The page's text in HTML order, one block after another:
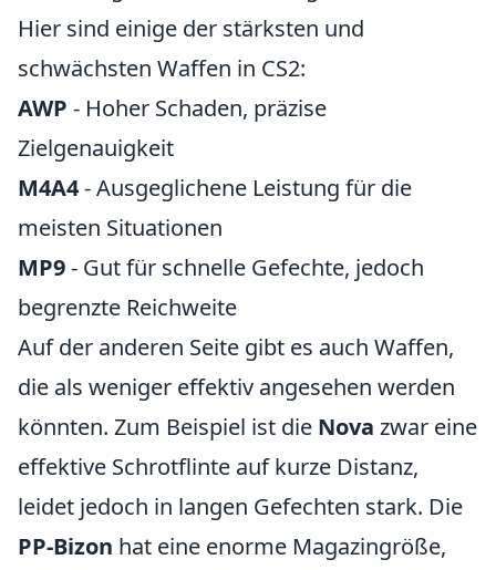
Hier sind einige der stärksten und
schwächsten Waffen in CS2:
AWP - Hoher Schaden, präzise
Zielgenauigkeit
M4A4- Ausgeglichene Leistung für die
meisten Situationen
MP9- Gut für schnelle Gefechte, jedoch
begrenzte Reichweite
Auf der anderen Seite gibt es auch Waffen,
die als weniger effektiv angesehen werden
könnten. Zum Beispiel ist die Nova zwar eine
effektive Schrotflinte auf kurze Distanz,
leidet jedoch in langen Gefechten stark. Die
PP-Bizon hat eine enorme Magazingröße,